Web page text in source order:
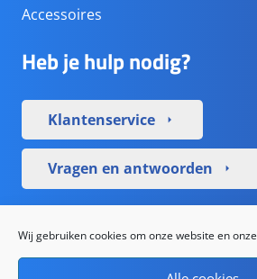
Wij gebruiken cookies om onze website en
Accessoires
Heb je hulp nodig?
Klantenservice arrow_right
Vragen en antwoorden arrow_right
Sociale media